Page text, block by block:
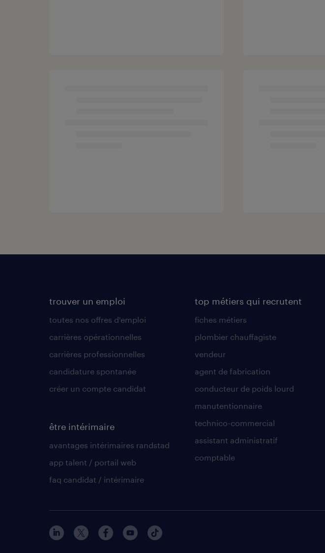
trouver un emploi
toutes nos offres d'emploi
carrières opérationnelles
carrières professionnelles
candidature spontanée
créer un compte candidat
être intérimaire
avantages intérimaires randstad
app talent / portail web
faq candidat / intérimaire
top métiers qui recrutent
fiches métiers
plombier chauffagiste
vendeur
agent de fabrication
conducteur de poids lourd
manutentionnaire
technico-commercial
assistant administratif
comptable